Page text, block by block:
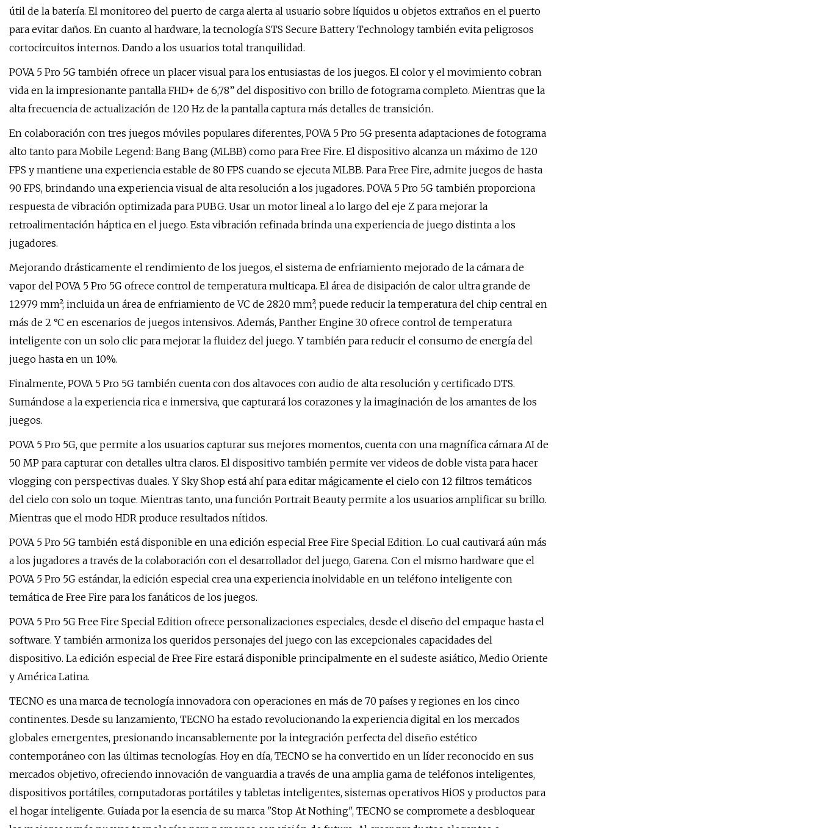
útil de la batería. El monitoreo del puerto de carga alerta al usuario sobre líquidos u objetos extraños en el puerto
para evitar daños. En cuanto al hardware, la tecnología STS Secure Battery Technology también evita peligrosos
cortocircuitos internos. Dando a los usuarios total tranquilidad.
POVA 5 Pro 5G también ofrece un placer visual para los entusiastas de los juegos. El color y el movimiento cobran
vida en la impresionante pantalla FHD+ de 6,78” del dispositivo con brillo de fotograma completo. Mientras que la
alta frecuencia de actualización de 120 Hz de la pantalla captura más detalles de transición.
En colaboración con tres juegos móviles populares diferentes, POVA 5 Pro 5G presenta adaptaciones de fotograma
alto tanto para Mobile Legend: Bang Bang (MLBB) como para Free Fire. El dispositivo alcanza un máximo de 120
FPS y mantiene una experiencia estable de 80 FPS cuando se ejecuta MLBB. Para Free Fire, admite juegos de hasta
90 FPS, brindando una experiencia visual de alta resolución a los jugadores. POVA 5 Pro 5G también proporciona
respuesta de vibración optimizada para PUBG. Usar un motor lineal a lo largo del eje Z para mejorar la
retroalimentación háptica en el juego. Esta vibración refinada brinda una experiencia de juego distinta a los
jugadores.
Mejorando drásticamente el rendimiento de los juegos, el sistema de enfriamiento mejorado de la cámara de
vapor del POVA 5 Pro 5G ofrece control de temperatura multicapa. El área de disipación de calor ultra grande de
12979 mm², incluida un área de enfriamiento de VC de 2820 mm², puede reducir la temperatura del chip central en
más de 2 °C en escenarios de juegos intensivos. Además, Panther Engine 3.0 ofrece control de temperatura
inteligente con un solo clic para mejorar la fluidez del juego. Y también para reducir el consumo de energía del
juego hasta en un 10%.
Finalmente, POVA 5 Pro 5G también cuenta con dos altavoces con audio de alta resolución y certificado DTS.
Sumándose a la experiencia rica e inmersiva, que capturará los corazones y la imaginación de los amantes de los
juegos.
POVA 5 Pro 5G, que permite a los usuarios capturar sus mejores momentos, cuenta con una magnífica cámara AI de
50 MP para capturar con detalles ultra claros. El dispositivo también permite ver videos de doble vista para hacer
vlogging con perspectivas duales. Y Sky Shop está ahí para editar mágicamente el cielo con 12 filtros temáticos
del cielo con solo un toque. Mientras tanto, una función Portrait Beauty permite a los usuarios amplificar su brillo.
Mientras que el modo HDR produce resultados nítidos.
POVA 5 Pro 5G también está disponible en una edición especial Free Fire Special Edition. Lo cual cautivará aún más
a los jugadores a través de la colaboración con el desarrollador del juego, Garena. Con el mismo hardware que el
POVA 5 Pro 5G estándar, la edición especial crea una experiencia inolvidable en un teléfono inteligente con
temática de Free Fire para los fanáticos de los juegos.
POVA 5 Pro 5G Free Fire Special Edition ofrece personalizaciones especiales, desde el diseño del empaque hasta el
software. Y también armoniza los queridos personajes del juego con las excepcionales capacidades del
dispositivo. La edición especial de Free Fire estará disponible principalmente en el sudeste asiático, Medio Oriente
y América Latina.
TECNO es una marca de tecnología innovadora con operaciones en más de 70 países y regiones en los cinco
continentes. Desde su lanzamiento, TECNO ha estado revolucionando la experiencia digital en los mercados
globales emergentes, presionando incansablemente por la integración perfecta del diseño estético
contemporáneo con las últimas tecnologías. Hoy en día, TECNO se ha convertido en un líder reconocido en sus
mercados objetivo, ofreciendo innovación de vanguardia a través de una amplia gama de teléfonos inteligentes,
dispositivos portátiles, computadoras portátiles y tabletas inteligentes, sistemas operativos HiOS y productos para
el hogar inteligente. Guiada por la esencia de su marca "Stop At Nothing", TECNO se compromete a desbloquear